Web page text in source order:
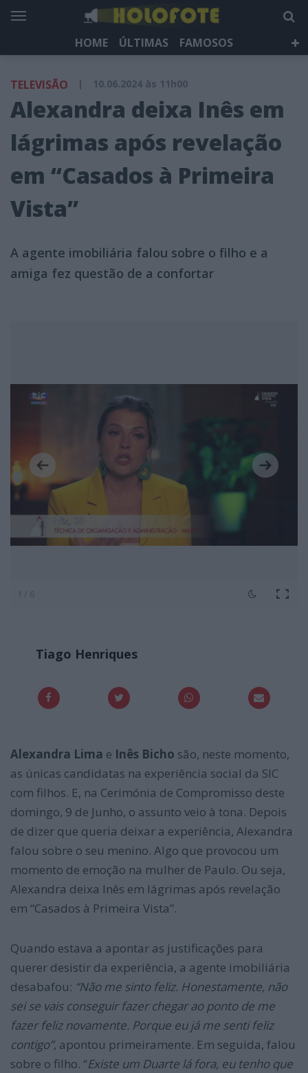
HOME ÚLTIMAS
FAMOSOS
HOLOFOTE TV
NEWSLETTER
TELEVISÃO | 10.06.2024 às 11h00
Alexandra deixa Inês em
lágrimas após revelação
em “Casados à Primeira
Vista”
A agente imobiliária falou sobre o filho e a
amiga fez questão de a confortar
1 / 6
Tiago Henriques
Alexandra Lima e Inês Bicho são, neste momento,
as únicas candidatas na experiência social da SIC
com filhos. E, na Cerimónia de Compromisso deste
domingo, 9 de Junho, o assunto veio à tona. Depois
de dizer que queria deixar a experiência, Alexandra
falou sobre o seu menino. Algo que provocou um
momento de emoção na mulher de Paulo. Ou seja,
Alexandra deixa Inês em lágrimas após revelação
em “Casados à Primeira Vista”.
Quando estava a apontar as justificações para
querer desistir da experiência, a agente imobiliária
desabafou: “Não me sinto feliz. Honestamente, não
sei se vais conseguir fazerchegar ao ponto de me
fazer feliz novamente. Porque eu já me senti feliz
contigo”, apontou primeiramente. Em seguida, falou
sobre o filho. “Existe um Duarte lá fora, eu tenho que